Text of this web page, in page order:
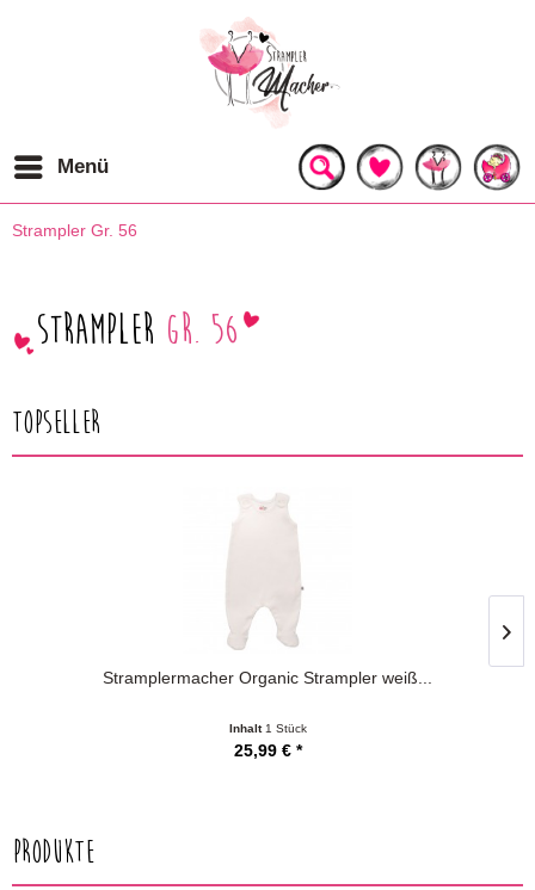
Menü
Strampler Gr. 56
Strampler Gr. 56
Topseller
Stramplermacher Organic Strampler weiß...
Inhalt 1 Stück
25,99 € *
Produkte